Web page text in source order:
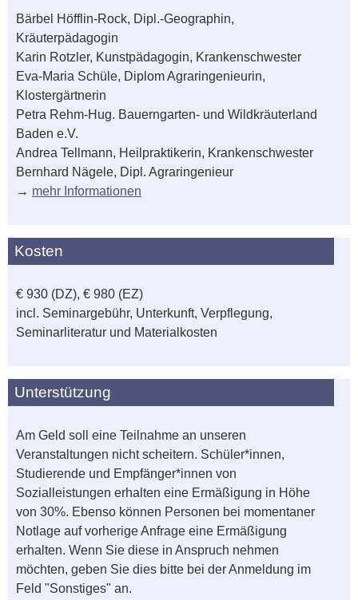
Bärbel Höfflin-Rock, Dipl.-Geographin,
Kräuterpädagogin
Karin Rotzler, Kunstpädagogin, Krankenschwester
Eva-Maria Schüle, Diplom Agraringenieurin,
Klostergärtnerin
Petra Rehm-Hug. Bauerngarten- und Wildkräuterland
Baden e.V.
Andrea Tellmann, Heilpraktikerin, Krankenschwester
Bernhard Nägele, Dipl. Agraringenieur
→ mehr Informationen
Kosten
€ 930 (DZ), € 980 (EZ)
incl. Seminargebühr, Unterkunft, Verpflegung,
Seminarliteratur und Materialkosten
Unterstützung
Am Geld soll eine Teilnahme an unseren
Veranstaltungen nicht scheitern. Schüler*innen,
Studierende und Empfänger*innen von
Sozialleistungen erhalten eine Ermäßigung in Höhe
von 30%. Ebenso können Personen bei momentaner
Notlage auf vorherige Anfrage eine Ermäßigung
erhalten. Wenn Sie diese in Anspruch nehmen
möchten, geben Sie dies bitte bei der Anmeldung im
Feld "Sonstiges" an.